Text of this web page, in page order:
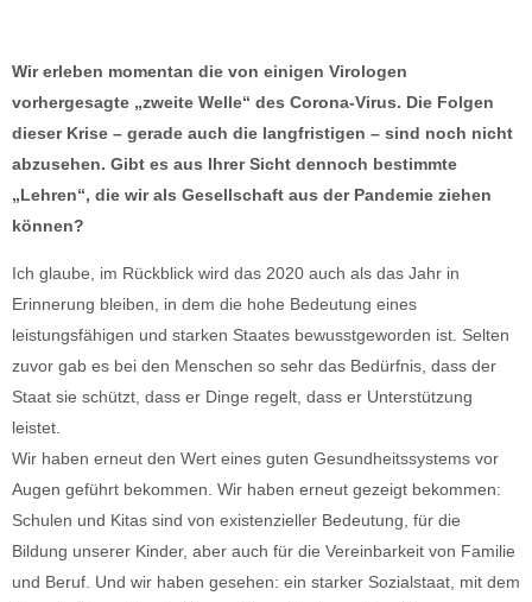
Wir erleben momentan die von einigen Virologen
vorhergesagte „zweite Welle“ des Corona-Virus. Die Folgen
dieser Krise – gerade auch die langfristigen – sind noch nicht
abzusehen. Gibt es aus Ihrer Sicht dennoch bestimmte
„Lehren“, die wir als Gesellschaft aus der Pandemie ziehen
können?
Ich glaube, im Rückblick wird das 2020 auch als das Jahr in
Erinnerung bleiben, in dem die hohe Bedeutung eines
leistungsfähigen und starken Staates bewusstgeworden ist. Selten
zuvor gab es bei den Menschen so sehr das Bedürfnis, dass der
Staat sie schützt, dass er Dinge regelt, dass er Unterstützung
leistet.
Wir haben erneut den Wert eines guten Gesundheitssystems vor
Augen geführt bekommen. Wir haben erneut gezeigt bekommen:
Schulen und Kitas sind von existenzieller Bedeutung, für die
Bildung unserer Kinder, aber auch für die Vereinbarkeit von Familie
und Beruf. Und wir haben gesehen: ein starker Sozialstaat, mit dem